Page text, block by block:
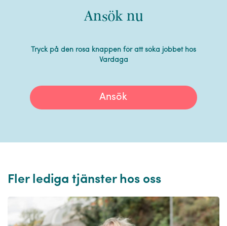
Ansök nu
Tryck på den rosa knappen för att söka jobbet hos
Vardaga
Ansök
Fler lediga tjänster hos oss